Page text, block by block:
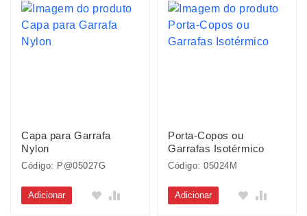
Capa para Garrafa
Nylon
Código: P@05027G
Adicionar
Porta-Copos ou
Garrafas Isotérmico
Código: 05024M
Adicionar